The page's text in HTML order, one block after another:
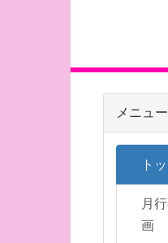
メニュー
ト
月
画